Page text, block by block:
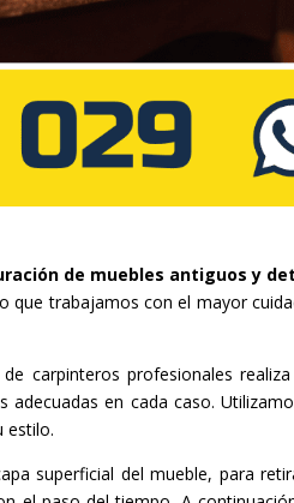
de muebles antiguos y
que trabajamos con el mayor
carpinteros profesionales
en cada caso.
estilo.
superficial del mueble, para